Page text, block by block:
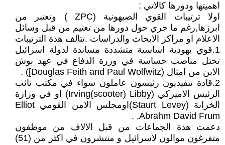
اهميتها ودورها كالاتي :
اولا ترتيبات القوي الصيهونية (ZPC ) وتعتبر من
ابرزها,رغم ما جري حول دورها من تعتيم من قبل وسائل
الاعلام او مراكز الابحاث والدراسات .تتالف هذة الترتيبات
1.قوي يهودية اساسية متشددة مساندة لدولة اسرائيل
تحتل مناصب حساسة في وزرة الدفاع في عهد بوش
الابن من امثال (Douglas Feith and Paul Wolfwitz]) .
2.قادة تنفيذيون رئيسون عاملون سواء في مكتب نائب
الرئيس الاميركي (Irving(scooter) Libby) او في وزارة
الخزانة (Staurt Levey)اومجلس الامن القومي Elliot
Abrahm David Frum, .
دعمت هذة الجماعات من قبل الالاف من موظفون
متفرغون موالون لاسرائيل و منتشرون في اكثر من (51)